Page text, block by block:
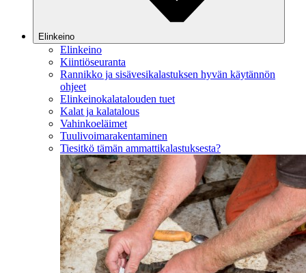
Elinkeino
Elinkeino
Kiintiöseuranta
Rannikko ja sisävesikalastuksen hyvän käytännön
ohjeet
Elinkeinokalatalouden tuet
Kalat ja kalatalous
Vahinkoeläimet
Tuulivoimarakentaminen
Tiesitkö tämän ammattikalastuksesta?